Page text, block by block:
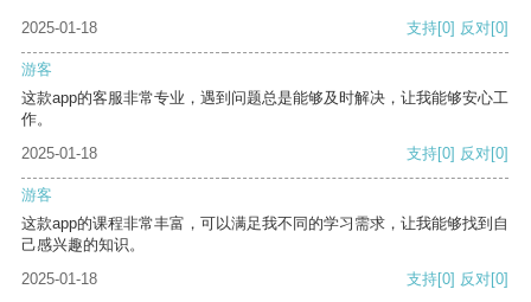
2025-01-18 支持[0] 反对[0]
游客
这款app的客服非常专业，遇到问题总是能够及时解决，让我能够安心工
作。
2025-01-18
支持[0] 反对[0]
游客
这款app的课程非常丰富，可以满足我不同的学习需求，让我能够找到自
己感兴趣的知识。
2025-01-18
支持[0] 反对[0]